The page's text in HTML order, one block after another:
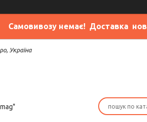
Самовивозу немає! Доставка
Україна